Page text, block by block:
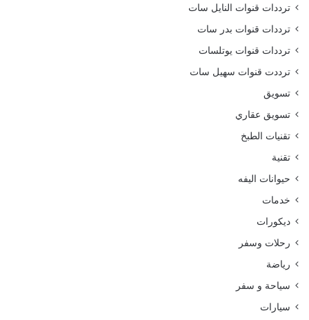
ترددات قنوات النايل سات
ترددات قنوات بدر سات
ترددات قنوات يوتلسات
ترددت قنوات سهيل سات
تسويق
تسويق عقاري
تقنيات الطبخ
تقنية
حيوانات اليفه
خدمات
ديكورات
رحلات وسفر
رياضة
سياحة و سفر
سيارات